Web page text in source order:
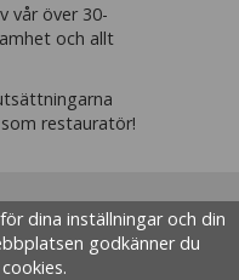
vår över 30-
och allt
restauratör!
dina inställningar och din
godkänner du